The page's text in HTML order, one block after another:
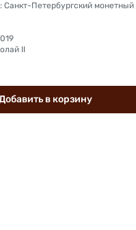
II
вкорзину